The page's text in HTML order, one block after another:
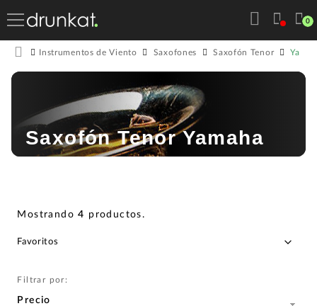
0
Instrumentos de Viento Saxofones Saxofón Tenor
Saxofón Tenor Yamaha
Mostrando4 productos.
Filtrar por:
Precio